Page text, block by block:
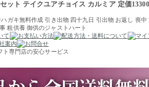
ット テイクユアチョイス カルミア 定価